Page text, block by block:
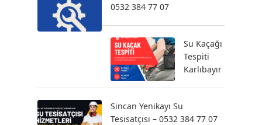
0532 384 77 07
Su Kaçağı
Tespiti
Karlıbayır
Sincan Yenikayı Su
Tesisatçısı – 0532 384 77 07